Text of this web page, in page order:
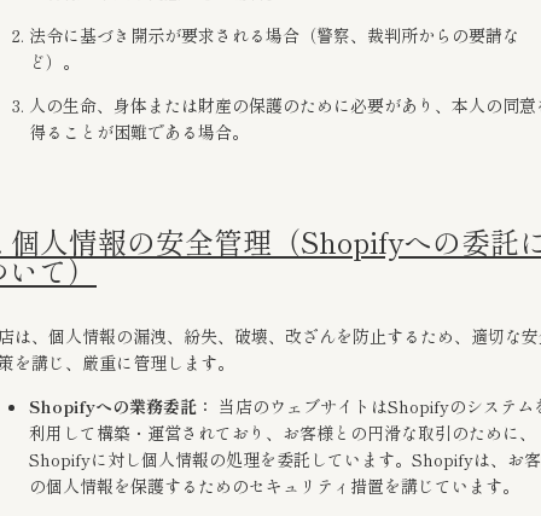
法令に基づき開示が要求される場合（警察、裁判所からの要請な
ど）。
人の生命、身体または財産の保護のために必要があり、本人の同意
得ることが困難である場合。
個人情報の安全管理（Shopifyへの委託
いて）
は、個人情報の漏洩、紛失、破壊、改ざんを防止するため、適切な
を講じ、厳重に管理します。
Shopifyへの業務委託： 当店のウェブサイトはShopifyのシステム
利用して構築・運営されており、お客様との円滑な取引のために、
Shopifyに対し個人情報の処理を委託しています。Shopifyは、お
の個人情報を保護するためのセキュリティ措置を講じています。